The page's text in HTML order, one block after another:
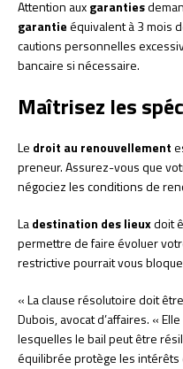
Attention auxgaranties
garantieéquivalent à 3 mois
cautions personnelles
bancaire si nécessaire.
Maîtrisez les
Le droit au renouvellement
preneur. Assurez-vous que
négociez les conditions de
Ladestination des lieuxdoit
permettre de faire évoluer
restrictive pourrait vous
« La clause résolutoire doit
Dubois, avocat d’affaires. «
lesquelles le bail peut être
équilibrée protège les intérêts